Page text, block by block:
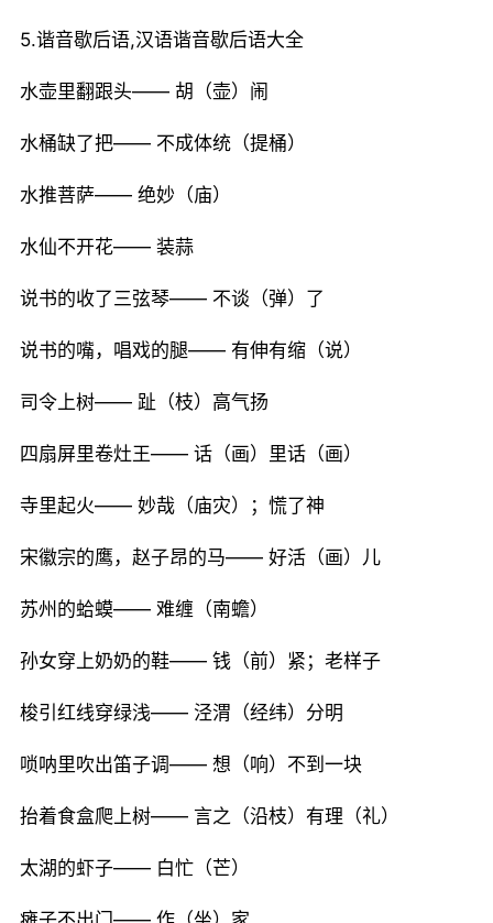
5.谐音歇后语,汉语谐音歇后语大全
水壶里翻跟头—— 胡（壶）闹
水桶缺了把—— 不成体统（提桶）
水推菩萨—— 绝妙（庙）
水仙不开花—— 装蒜
说书的收了三弦琴—— 不谈（弹）了
说书的嘴，唱戏的腿—— 有伸有缩（说）
司令上树—— 趾（枝）高气扬
四扇屏里卷灶王—— 话（画）里话（画）
寺里起火—— 妙哉（庙灾）；慌了神
宋徽宗的鹰，赵子昂的马—— 好活（画）儿
苏州的蛤蟆—— 难缠（南蟾）
孙女穿上奶奶的鞋—— 钱（前）紧；老样子
梭引红线穿绿浅—— 泾渭（经纬）分明
唢呐里吹出笛子调—— 想（响）不到一块
抬着食盒爬上树—— 言之（沿枝）有理（礼）
太湖的虾子—— 白忙（芒）